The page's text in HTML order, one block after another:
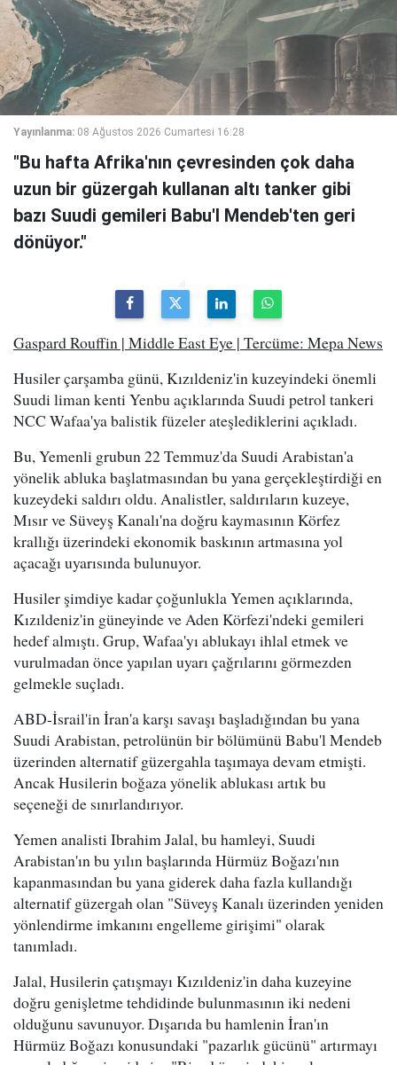
Yayınlanma: 08 Ağustos 2026 Cumartesi 16:28
"Bu hafta Afrika'nın çevresinden çok daha
uzun bir güzergah kullanan altı tanker gibi
bazı Suudi gemileri Babu'l Mendeb'ten geri
dönüyor."
Gaspard Rouffin | Middle East Eye | Tercüme: Mepa News
Husiler çarşamba günü, Kızıldeniz'in kuzeyindeki önemli
Suudi liman kenti Yenbu açıklarında Suudi petrol tankeri
NCC Wafaa'ya balistik füzeler ateşlediklerini açıkladı.
Bu, Yemenli grubun 22 Temmuz'da Suudi Arabistan'a
yönelik abluka başlatmasından bu yana gerçekleştirdiği en
kuzeydeki saldırı oldu. Analistler, saldırıların kuzeye,
Mısır ve Süveyş Kanalı'na doğru kaymasının Körfez
krallığı üzerindeki ekonomik baskının artmasına yol
açacağı uyarısında bulunuyor.
Husiler şimdiye kadar çoğunlukla Yemen açıklarında,
Kızıldeniz'in güneyinde ve Aden Körfezi'ndeki gemileri
hedef almıştı. Grup, Wafaa'yı ablukayı ihlal etmek ve
vurulmadan önce yapılan uyarı çağrılarını görmezden
gelmekle suçladı.
ABD-İsrail'in İran'a karşı savaşı başladığından bu yana
Suudi Arabistan, petrolünün bir bölümünü Babu'l Mendeb
üzerinden alternatif güzergahla taşımaya devam etmişti.
Ancak Husilerin boğaza yönelik ablukası artık bu
seçeneği de sınırlandırıyor.
Yemen analisti Ibrahim Jalal, bu hamleyi, Suudi
Arabistan'ın bu yılın başlarında Hürmüz Boğazı'nın
kapanmasından bu yana giderek daha fazla kullandığı
alternatif güzergah olan "Süveyş Kanalı üzerinden yeniden
yönlendirme imkanını engelleme girişimi" olarak
tanımladı.
Jalal, Husilerin çatışmayı Kızıldeniz'in daha kuzeyine
doğru genişletme tehdidinde bulunmasının iki nedeni
olduğunu savunuyor. Dışarıda bu hamlenin İran'ın
Hürmüz Boğazı konusundaki "pazarlık gücünü" artırmayı